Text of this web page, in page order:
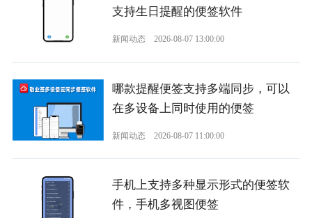
支持生日提醒的便签软件
新闻动态 2026-08-07 13:00:00
哪款提醒便签支持多端同步，可以
在多设备上同时使用的便签
新闻动态 2026-08-07 11:00:00
手机上支持多种显示形式的便签软
件，手机多视图便签